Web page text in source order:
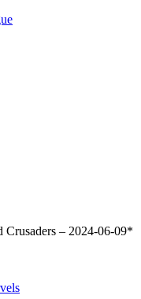
Crusaders – 2024-06-09*